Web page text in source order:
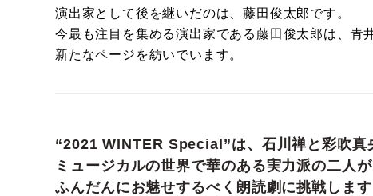
演出家として後を継いだのは、藤田俊太郎です。
今最も注目を集める演出家である藤田俊太郎は、
新たなページを紡いでいます。
“2021 WINTER Special”は、石川禅と彩吹真
ミュージカルの世界で華のある実力派の二人
ふんだんにお魅せするべく朗読劇に挑戦します